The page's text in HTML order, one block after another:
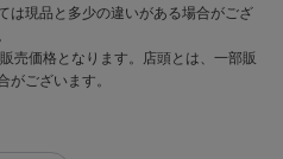
は現品と多少の違いがある場合がござ
売価格となります。店頭とは、一部販
がございます。